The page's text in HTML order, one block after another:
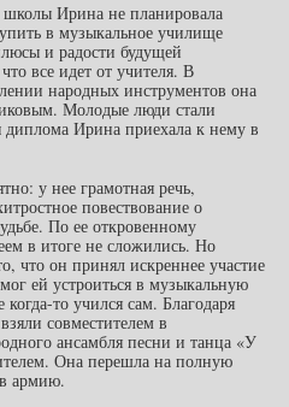
Ирина не планировала
в музыкальное училище
и радости будущей
все идет от учителя. В
народных инструментов она
Молодые люди стали
диплома Ирина приехала к нему в
у нее грамотная речь,
повествование о
По ее откровенному
в итоге не сложились. Но
что он принял искреннее участие
ей устроиться в музыкальную
то учился сам. Благодаря
совместителем в
ансамбля песни и танца «У
Она перешла на полную
в армию.